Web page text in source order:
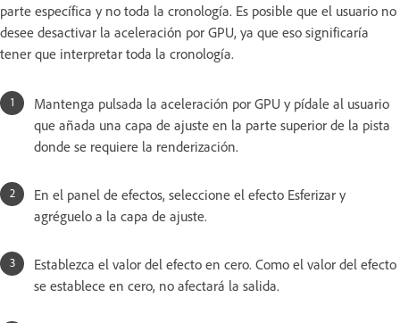
parte específica y no toda la cronología. Es posible que el usuario no
desee desactivar la aceleración por GPU, ya que eso significaría
tener que interpretar toda la cronología.
Mantenga pulsada la aceleración por GPU y pídale al usuario
que añada una capa de ajuste en la parte superior de la pista
donde se requiere la renderización.
En el panel de efectos, seleccione el efecto Esferizar y
agréguelo a la capa de ajuste.
Establezca el valor del efecto en cero. Como el valor del efecto
se establece en cero, no afectará la salida.